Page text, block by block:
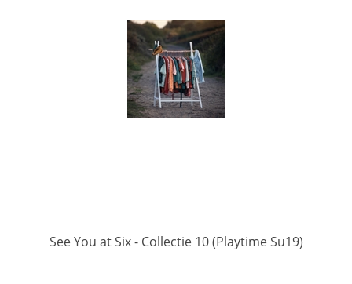
See You at Six - Collectie 10 (Playtime Su19)